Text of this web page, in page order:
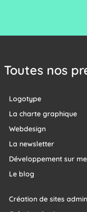
Toutes nos
Logotype
La charte graphique
Webdesign
La newsletter
Développement sur
Le blog
Création de sites